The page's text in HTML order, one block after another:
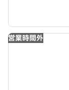
営業時間外